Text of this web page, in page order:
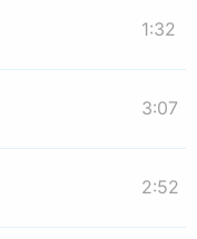
1:32
3:07
2:52